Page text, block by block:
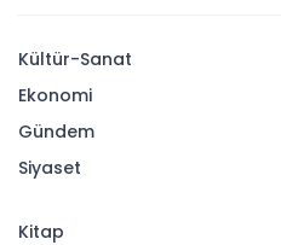
Kültür-Sanat
Ekonomi
Gündem
Siyaset
Kitap